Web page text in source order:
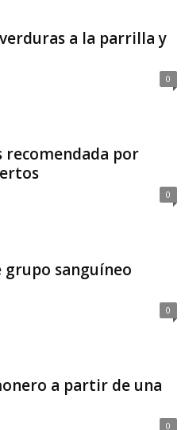
a la parrilla y
0
recomendada por
0
sanguíneo
0
a partir de una
0